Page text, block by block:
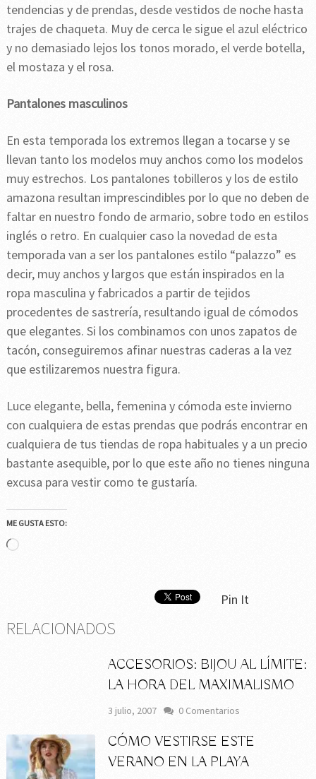
tendencias y de prendas, desde vestidos de noche hasta
trajes de chaqueta. Muy de cerca le sigue el azul eléctrico
y no demasiado lejos los tonos morado, el verde botella,
el mostaza y el rosa.
Pantalones masculinos
En esta temporada los extremos llegan a tocarse y se
llevan tanto los modelos muy anchos como los modelos
muy estrechos. Los pantalones tobilleros y los de estilo
amazona resultan imprescindibles por lo que no deben de
faltar en nuestro fondo de armario, sobre todo en estilos
inglés o retro. En cualquier caso la novedad de esta
temporada van a ser los pantalones estilo “palazzo” es
decir, muy anchos y largos que están inspirados en la
ropa masculina y fabricados a partir de tejidos
procedentes de sastrería, resultando igual de cómodos
que elegantes. Si los combinamos con unos zapatos de
tacón, conseguiremos afinar nuestras caderas a la vez
que estilizaremos nuestra figura.
Luce elegante, bella, femenina y cómoda este invierno
con cualquiera de estas prendas que podrás encontrar en
cualquiera de tus tiendas de ropa habituales y a un precio
bastante asequible, por lo que este año no tienes ninguna
excusa para vestir como te gustaría.
ME GUSTA ESTO:
Cargando...
Pin It
RELACIONADOS
ACCESORIOS: BIJOU AL LÍMITE:
LA HORA DEL MAXIMALISMO
3 julio, 2007 0 Comentarios
CÓMO VESTIRSE ESTE
VERANO EN LA PLAYA